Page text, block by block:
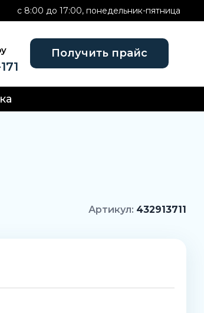
c 8:00 до 17:00, понедельник-пятница
Получить прайс
Артикул: 432913711